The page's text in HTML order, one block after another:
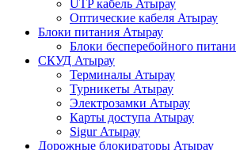
UTP кабель Атырау
Оптические кабеля Атырау
Блоки питания Атырау
Блоки бесперебойного
СКУД Атырау
Терминалы Атырау
Турникеты Атырау
Электрозамки Атырау
Карты доступа Атырау
Sigur Атырау
Дорожные блокираторы Атырау